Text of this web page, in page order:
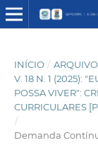
INÍCIO /
V. 18 N. 1 (2025):
POSSA VIVER":
CURRICULARES
/
Demanda